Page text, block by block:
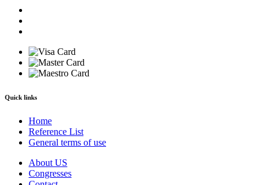
Quick links
Home
Reference List
General terms of use
About US
Congresses